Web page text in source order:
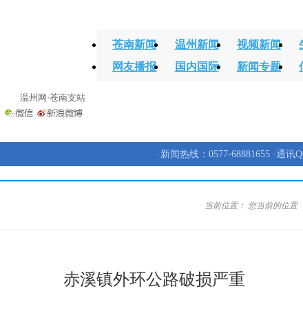
温州网·苍南支站
苍南新闻 温州新闻 视频新闻
网友播报
国内国际 新闻专题
·新闻热线：0577-68881655 ·通讯
当前位置： 您当前的位置
赤溪镇外环公路破损严重